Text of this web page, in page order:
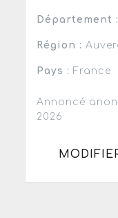
Département :
Région :
Pays : France
Annoncé
2026